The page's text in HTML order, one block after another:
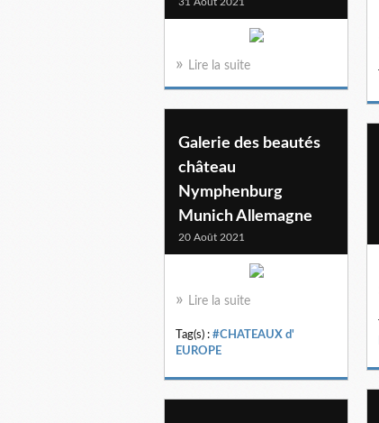
Lire la suite
Galerie des beautés
château
Nymphenburg
Munich Allemagne
20 Août 2021
Lire la suite
Tag(s) : #CHATEAUX d'
EUROPE